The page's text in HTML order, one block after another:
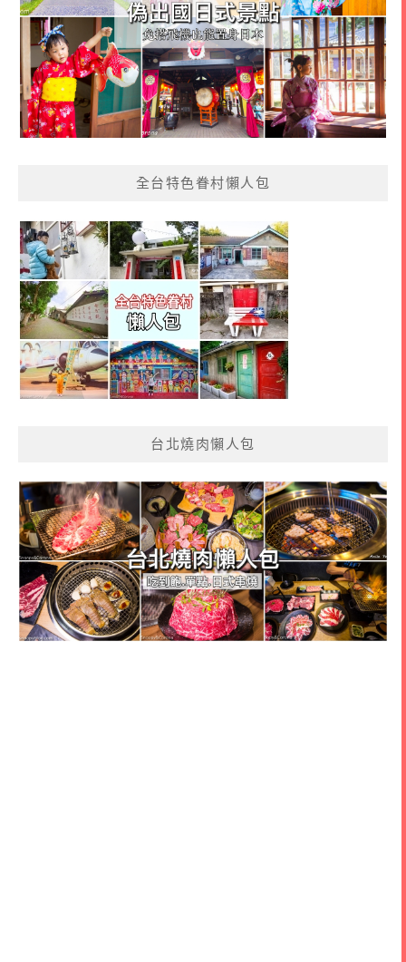
全台特色眷村懶人包
台北燒肉懶人包